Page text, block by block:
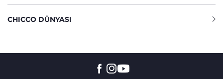
CHICCO DÜNYASI